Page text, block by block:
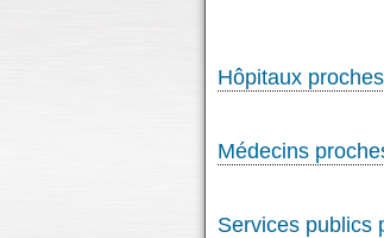
Hôpitaux
Médecins
Services publics